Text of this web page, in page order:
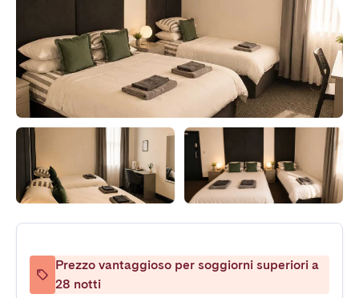
Prezzo vantaggioso per soggiorni superiori a
28 notti